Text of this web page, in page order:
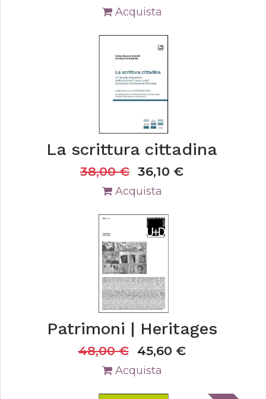
Acquista
La scrittura cittadina
38,00€ 36,10 €
Acquista
Patrimoni | Heritages
48,00€ 45,60 €
Acquista